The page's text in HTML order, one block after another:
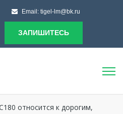
Email: tigel-lm@bk.ru
ЗАПИШИТЕСЬ
относится к дорогим,